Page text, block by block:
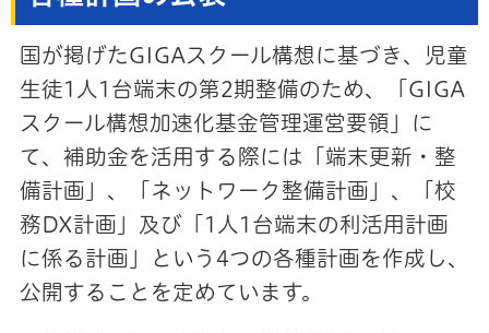
国が掲げたGIGAスクール構想に基づき、児童
生徒1人1台端末の第2期整備のため、「GIGA
スクール構想加速化基金管理運営要領」に
て、補助金を活用する際には「端末更新・整
備計画」、「ネットワーク整備計画」、「校
務DX計画」及び「1人1台端末の利活用計画
に係る計画」という4つの各種計画を作成し、
公開することを定めています。